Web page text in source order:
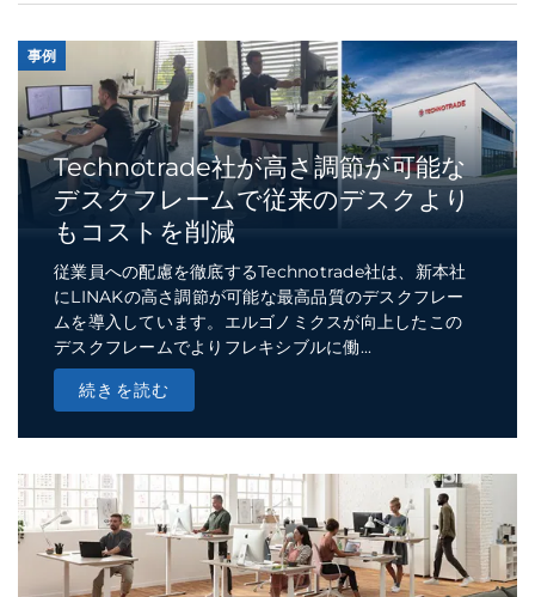
事例
Technotrade社が高さ調節が可能な
デスクフレームで従来のデスクより
もコストを削減
従業員への配慮を徹底するTechnotrade社は、新本社
にLINAKの高さ調節が可能な最高品質のデスクフレー
ムを導入しています。エルゴノミクスが向上したこの
デスクフレームでよりフレキシブルに働...
続きを読む